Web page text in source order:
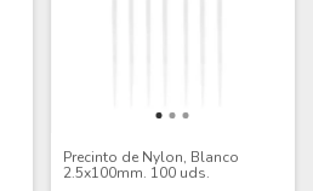
Precinto de Nylon, Blanco
2.5x100mm. 100 uds.